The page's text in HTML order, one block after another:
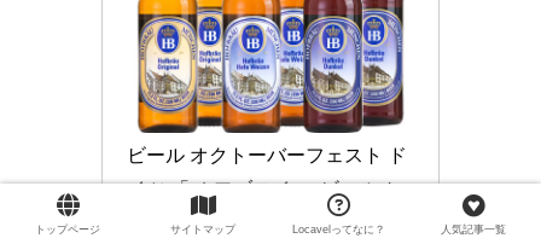
ビール オクトーバーフェスト ド
イツ 「 ホフブロイ 」 ビール セ
ット 330ml 6本 3種 飲み比べ HO
トップページ サイトマップ Locavelってなに？ 人気記事一覧